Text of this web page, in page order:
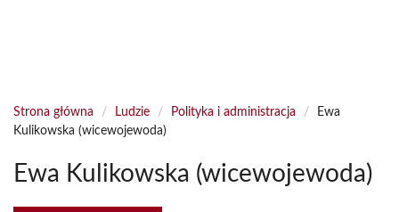
Strona główna / Ludzie / Polityka i administracja /
Ewa
Kulikowska (wicewojewoda)
Ewa Kulikowska (wicewojewoda)